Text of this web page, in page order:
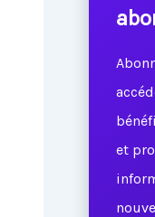
et